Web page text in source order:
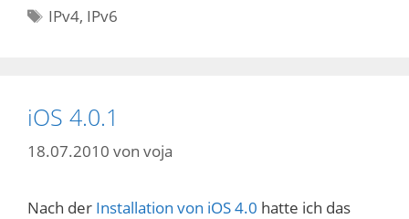
Schlagwörter
IPv4, IPv6
iOS 4.0.1
18.07.2010 von voja
Nach der Installation von iOS 4.0 hatte ich das